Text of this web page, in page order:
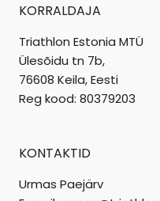
KORRALDAJA
Triathlon Estonia MTÜ
Ülesõidu tn 7b,
76608 Keila, Eesti
Reg kood: 80379203
KONTAKTID
Urmas Paejärv